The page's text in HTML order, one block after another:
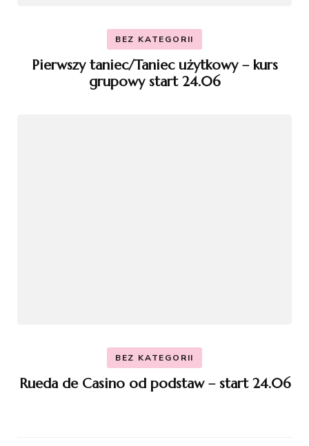
BEZ KATEGORII
Pierwszy taniec/Taniec użytkowy – kurs
grupowy start 24.06
BEZ KATEGORII
Rueda de Casino od podstaw – start 24.06